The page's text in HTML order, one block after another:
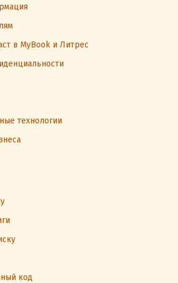
в MyBook и Литрес
технологии
код